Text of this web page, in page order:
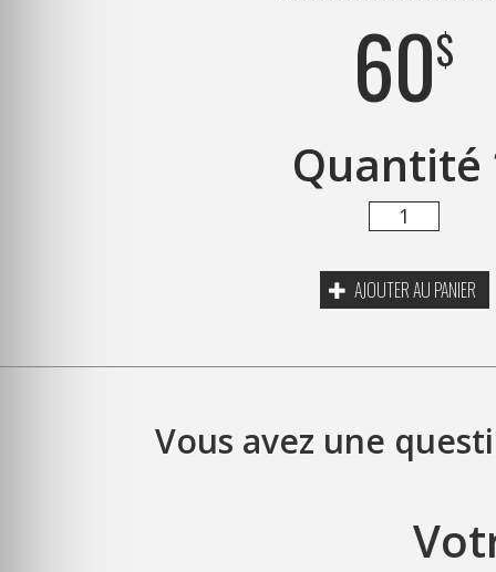
60$
Quantité
AJOUTER AU PANIER
Vous avez une